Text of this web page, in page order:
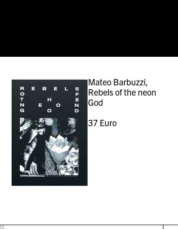
Mateo Barbuzzi,
Rebels of the neon
God
37Euro